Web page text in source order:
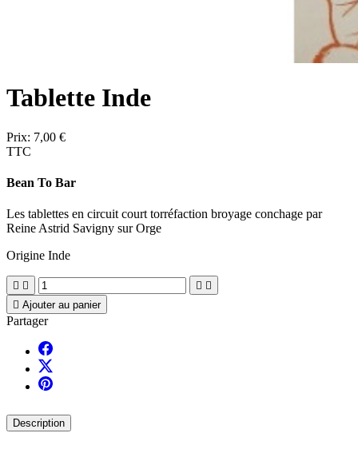
Tablette Inde
Prix: 7,00 €
TTC
Bean To Bar
Les tablettes en circuit court torréfaction broyage conchage par
Reine Astrid Savigny sur Orge
Origine Inde
   
 Ajouter au panier
Partager
Description